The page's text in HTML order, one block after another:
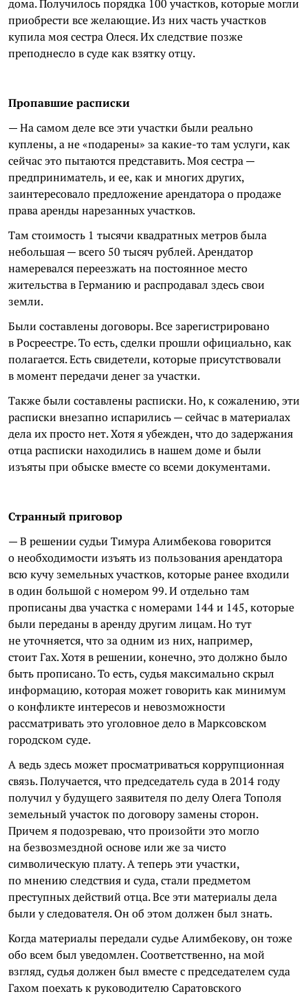
дома. Получилось порядка 100 участков, которые могли
приобрести все желающие. Из них часть участков
купила моя сестра Олеся. Их следствие позже
преподнесло в суде как взятку отцу.
Пропавшие расписки
— На самом деле все эти участки были реально
куплены, а не «подарены» за какие-то там услуги, как
сейчас это пытаются представить. Моя сестра —
предприниматель, и ее, как и многих других,
заинтересовало предложение арендатора о продаже
права аренды нарезанных участков.
Там стоимость 1 тысячи квадратных метров была
небольшая — всего 50 тысяч рублей. Арендатор
намеревался переезжать на постоянное место
жительства в Германию и распродавал здесь свои
земли.
Были составлены договоры. Все зарегистрировано
в Росреестре. То есть, сделки прошли официально, как
полагается. Есть свидетели, которые присутствовали
в момент передачи денег за участки.
Также были составлены расписки. Но, к сожалению, эти
расписки внезапно испарились — сейчас в материалах
дела их просто нет. Хотя я убежден, что до задержания
отца расписки находились в нашем доме и были
изъяты при обыске вместе со всеми документами.
Странный приговор
— В решении судьи Тимура Алимбекова говорится
о необходимости изъять из пользования арендатора
всю кучу земельных участков, которые ранее входили
в один большой с номером 99. И отдельно там
прописаны два участка с номерами 144 и 145, которые
были переданы в аренду другим лицам. Но тут
не уточняется, что за одним из них, например,
стоит Гах. Хотя в решении, конечно, это должно было
быть прописано. То есть, судья максимально скрыл
информацию, которая может говорить как минимум
о конфликте интересов и невозможности
рассматривать это уголовное дело в Марксовском
городском суде.
А ведь здесь может просматриваться коррупционная
связь. Получается, что председатель суда в 2014 году
получил у будущего заявителя по делу Олега Тополя
земельный участок по договору замены сторон.
Причем я подозреваю, что произойти это могло
на безвозмездной основе или же за чисто
символическую плату. А теперь эти участки,
по мнению следствия и суда, стали предметом
преступных действий отца. Все эти материалы дела
были у следователя. Он об этом должен был знать.
Когда материалы передали судье Алимбекову, он тоже
обо всем был уведомлен. Соответственно, на мой
взгляд, судья должен был вместе с председателем суда
Гахом поехать к руководителю Саратовского